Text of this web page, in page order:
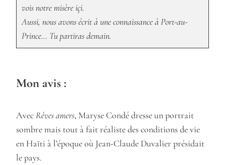
vois notre misère içi.
Aussi, nous avons écrit à une connaissance à Port-au-
Prince… Tu partiras demain.
Mon avis :
AvecRêves amers, Maryse Condé dresse un portrait
sombre mais tout à fait réaliste des conditions de vie
en Haïti à l’époque où Jean-Claude Duvalier présidait
le pays.